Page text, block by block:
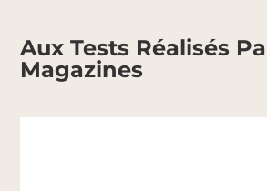
Aux Tests Réalisés
Magazines